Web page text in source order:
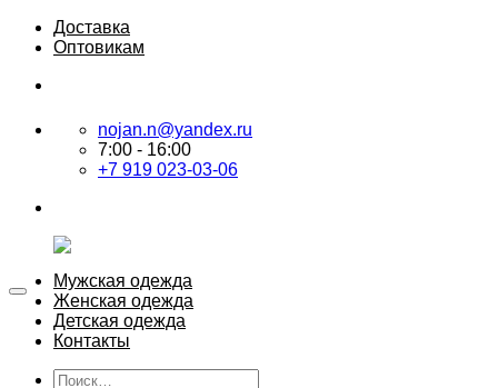
Skip
Доставка
Оптовикам
nojan.n@yandex.ru
7:00 - 16:00
+7 919 023-03-06
Мужская одежда
Женская одежда
Детская одежда
Контакты
Искать: